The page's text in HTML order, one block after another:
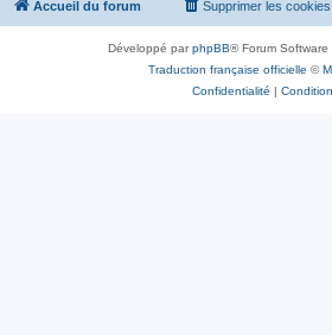
Accueil du forum Supprimer les cookies
Développé parphpBB® Forum
Traduction française officielle ©
Confidentialité |